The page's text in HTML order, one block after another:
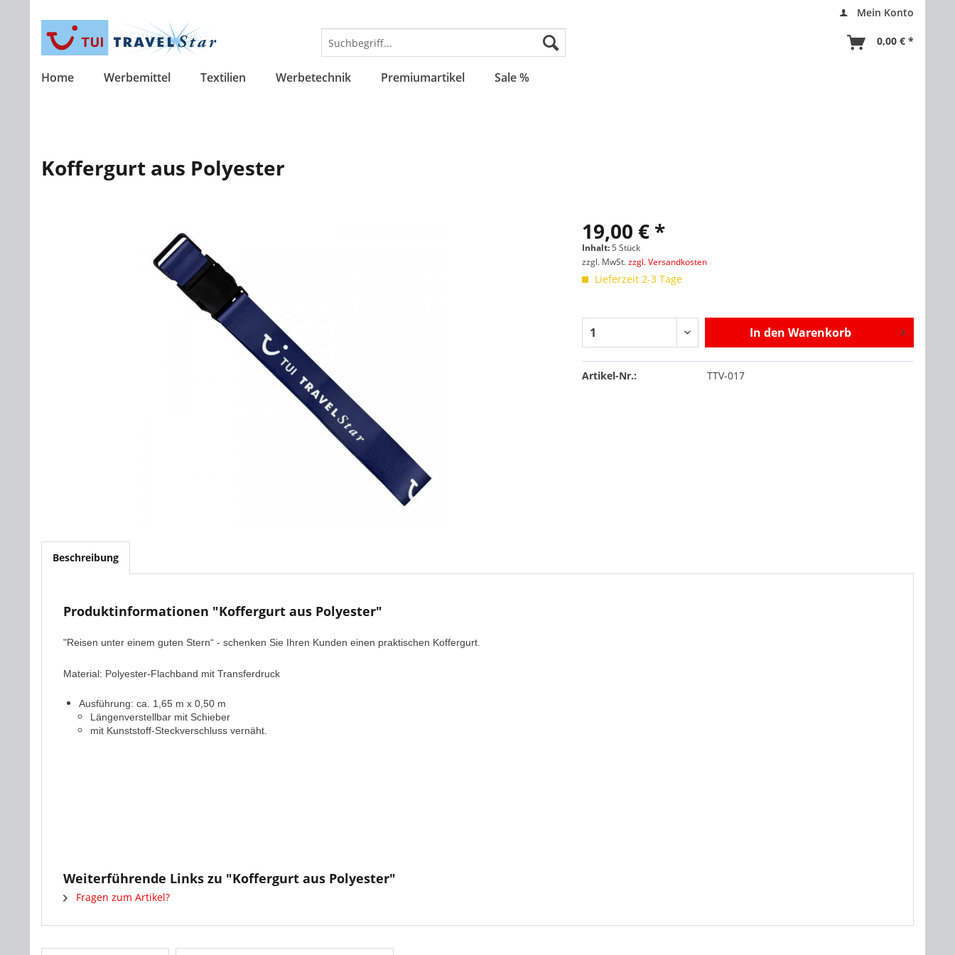
Mein Konto
0,00 € *
Home Werbemittel Textilien Werbetechnik Premiumartikel Sale %
Koffergurt aus Polyester
19,00 € *
Inhalt:5 Stück
zzgl. MwSt.zzgl. Versandkosten
Lieferzeit 2-3 Tage
In den Warenkorb
Artikel-Nr.: TTV-017
Beschreibung
Produktinformationen "Koffergurt aus Polyester"
"Reisen unter einem guten Stern“ - schenken Sie Ihren Kunden einen praktischen Koffergurt.
Material: Polyester-Flachband mit Transferdruck
Ausführung: ca. 1,65 m x 0,50 m
Längenverstellbar mit Schieber
mit Kunststoff-Steckverschluss vernäht.
Weiterführende Links zu "Koffergurt aus Polyester"
Fragen zum Artikel?